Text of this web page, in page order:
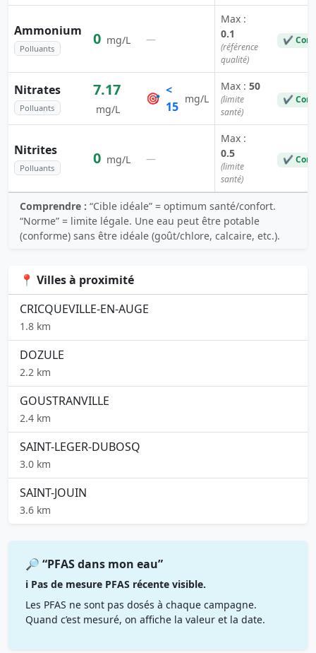
Ammonium
Polluants
0 mg/L —
Max :
0.1
(référence
qualité)
✔
Nitrates
Polluants
7.17
mg/L
🎯
<
15
mg/L
Max : 50
(limite
santé)
✔
Nitrites
Polluants
0 mg/L —
Max :
0.5
(limite
santé)
✔
Comprendre : “Cible idéale” = optimum santé/confort.
“Norme” = limite légale. Une eau peut être potable
(conforme) sans être idéale (goût/chlore, calcaire, etc.).
📍 Villes à proximité
CRICQUEVILLE-EN-AUGE
1.8 km
DOZULE
2.2 km
GOUSTRANVILLE
2.4 km
SAINT-LEGER-DUBOSQ
3.0 km
SAINT-JOUIN
3.6 km
🔎 “PFAS dans mon eau”
ℹ️ Pas de mesure PFAS récente visible.
Les PFAS ne sont pas dosés à chaque campagne.
Quand c’est mesuré, on affiche la valeur et la date.